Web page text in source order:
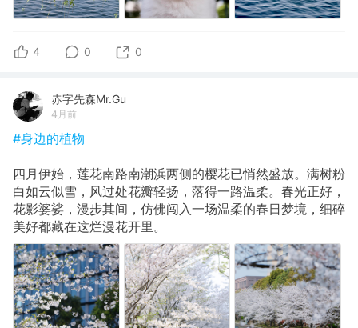
4 0 0
赤字先森Mr.Gu
4月前
#身边的植物
四月伊始，莲花南路南潮浜两侧的樱花已悄然盛放。满树粉
白如云似雪，风过处花瓣轻扬，落得一路温柔。春光正好，
花影婆娑，漫步其间，仿佛闯入一场温柔的春日梦境，细碎
美好都藏在这烂漫花开里。